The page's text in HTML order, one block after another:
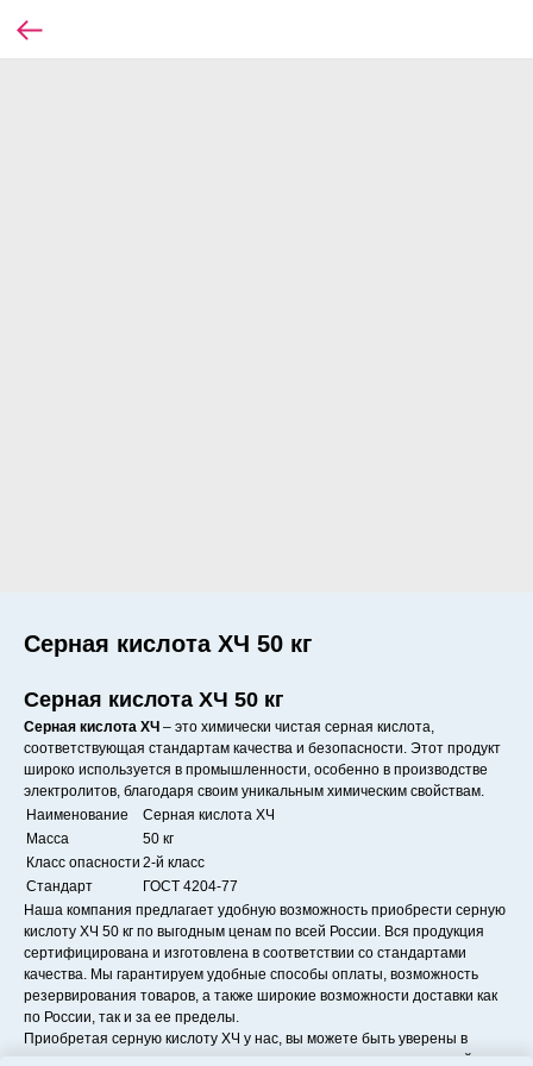
Серная кислота ХЧ 50 кг
Серная кислота ХЧ 50 кг
Серная кислота ХЧ – это химически чистая серная кислота,
соответствующая стандартам качества и безопасности. Этот продукт
широко используется в промышленности, особенно в производстве
электролитов, благодаря своим уникальным химическим свойствам.
Наименование
Серная кислота ХЧ
Масса
50 кг
Класс опасности 2-й класс
Стандарт
ГОСТ 4204-77
Наша компания предлагает удобную возможность приобрести серную
кислоту ХЧ 50 кг по выгодным ценам по всей России. Вся продукция
сертифицирована и изготовлена в соответствии со стандартами
качества. Мы гарантируем удобные способы оплаты, возможность
резервирования товаров, а также широкие возможности доставки как
по России, так и за ее пределы.
Приобретая серную кислоту ХЧ у нас, вы можете быть уверены в
отличном качестве продукции, предоставляемых услугах и нашей